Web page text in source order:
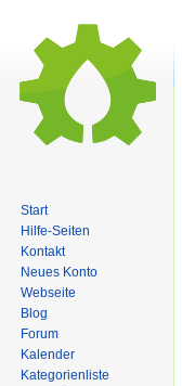
Start
Hilfe-Seiten
Kontakt
Neues Konto
Webseite
Blog
Forum
Kalender
Kategorienliste